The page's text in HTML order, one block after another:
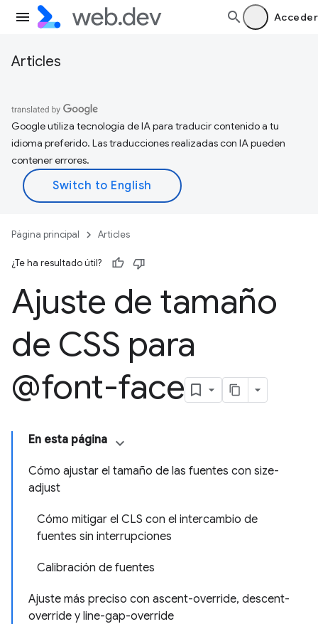
Acceder
Articles
Google utiliza tecnología de IA para traducir contenido a tu
idioma preferido. Las traducciones realizadas con IA pueden
contener errores.
Página principal Articles
¿Te ha resultado útil?
Ajuste de tamaño
de CSS para
@font-face
En esta página
Cómo ajustar el tamaño de las fuentes con size-
adjust
Cómo mitigar el CLS con el intercambio de
fuentes sin interrupciones
Calibración de fuentes
Ajuste más preciso con ascent-override, descent-
override y line-gap-override